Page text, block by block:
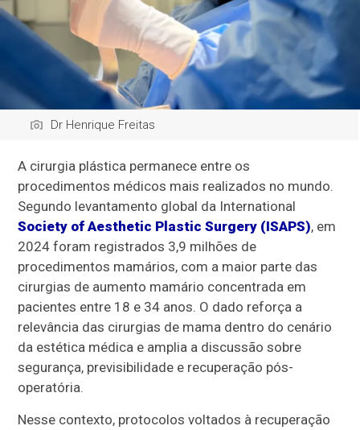
Dr Henrique Freitas
A cirurgia plástica permanece entre os
procedimentos médicos mais realizados no mundo.
Segundo levantamento global da International
Society of Aesthetic Plastic Surgery (ISAPS), em
2024 foram registrados 3,9 milhões de
procedimentos mamários, com a maior parte das
cirurgias de aumento mamário concentrada em
pacientes entre 18 e 34 anos. O dado reforça a
relevância das cirurgias de mama dentro do cenário
da estética médica e amplia a discussão sobre
segurança, previsibilidade e recuperação pós-
operatória.
Nesse contexto, protocolos voltados à recuperação